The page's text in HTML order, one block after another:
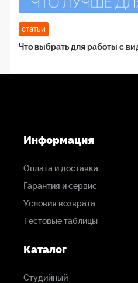
статьи
Что выбрать для работы с
Информация
Оплата и доставка
Гарантия и сервис
Условия возврата
Тестовые таблицы
Каталог
Студийный